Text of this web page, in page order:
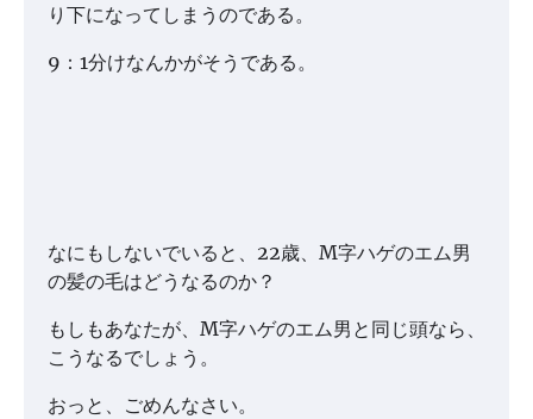
り下になってしまうのである。
9：1分けなんかがそうである。
なにもしないでいると、22歳、M字ハゲのエム男
の髪の毛はどうなるのか？
もしもあなたが、M字ハゲのエム男と同じ頭なら、
こうなるでしょう。
おっと、ごめんなさい。